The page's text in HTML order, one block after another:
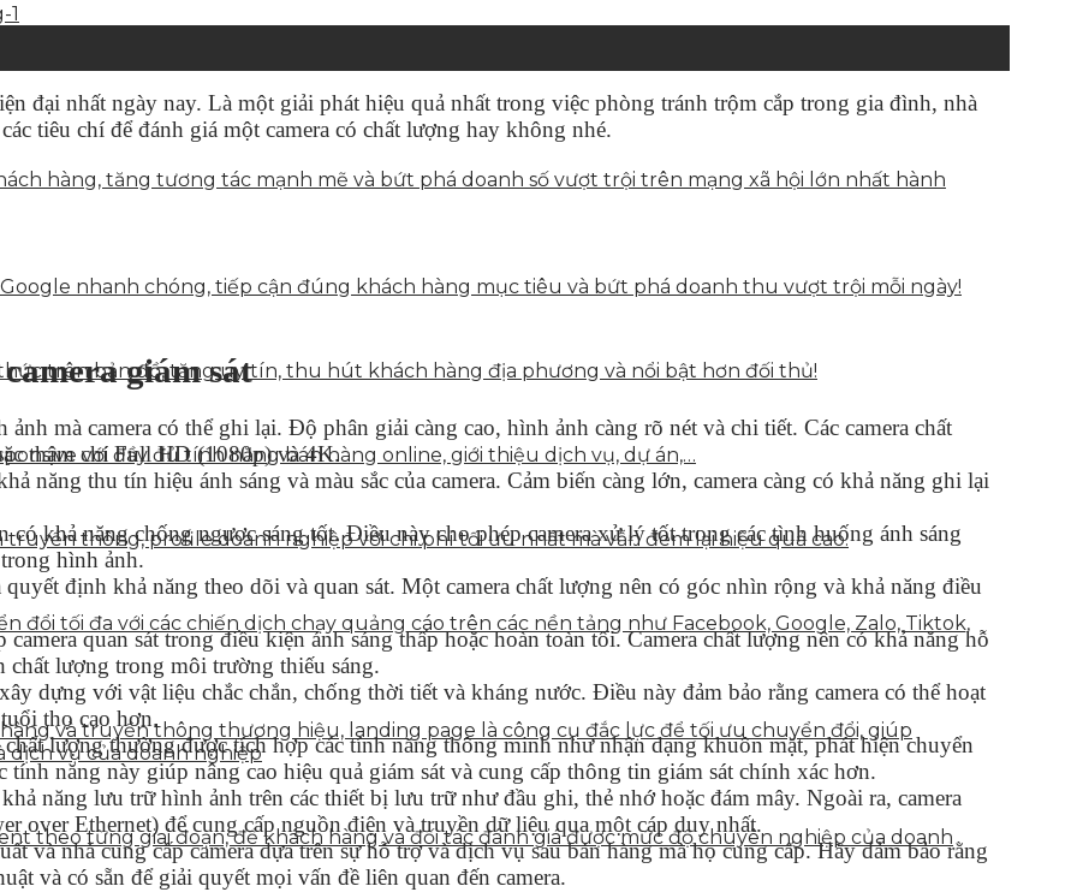
hàng, tăng tương tác mạnh mẽ và bứt phá doanh số vượt trội trên mạng xã hội lớn nhất hành
nhanh chóng, tiếp cận đúng khách hàng mục tiêu và bứt phá doanh thu vượt trội mỗi ngày!
trên bản đồ, tăng uy tín, thu hút khách hàng địa phương và nổi bật hơn đối thủ!
với đầy đủ tính năng bán hàng online, giới thiệu dịch vụ, dự án,…
thông, profile doanh nghiệp với chi phí tối ưu nhất mà vẫn đem lại hiệu quả cao.
đổi tối đa với các chiến dịch chạy quảng cáo trên các nền tảng như Facebook, Google, Zalo, Tiktok,
và truyền thông thương hiệu, landing page là công cụ đắc lực để tối ưu chuyển đổi, giúp
dịch vụ của doanh nghiệp
theo từng giai đoạn, để khách hàng và đối tác đánh giá được mức độ chuyên nghiệp của doanh
đại nhất ngày nay. Là một giải phát hiệu quả nhất trong việc phòng tránh trộm cắp trong gia đình, nhà
tiêu chí để đánh giá một camera có chất lượng hay không nhé.
giám sát
mà camera có thể ghi lại. Độ phân giải càng cao, hình ảnh càng rõ nét và chi tiết. Các camera chất
thậm chí Full HD (1080p) và 4K.
năng thu tín hiệu ánh sáng và màu sắc của camera. Cảm biến càng lớn, camera càng có khả năng ghi lại
có khả năng chống ngược sáng tốt. Điều này cho phép camera xử lý tốt trong các tình huống ánh sáng
hình ảnh.
định khả năng theo dõi và quan sát. Một camera chất lượng nên có góc nhìn rộng và khả năng điều
quan sát trong điều kiện ánh sáng thấp hoặc hoàn toàn tối. Camera chất lượng nên có khả năng hỗ
lượng trong môi trường thiếu sáng.
dựng với vật liệu chắc chắn, chống thời tiết và kháng nước. Điều này đảm bảo rằng camera có thể hoạt
thọ cao hơn.
lượng thường được tích hợp các tính năng thông minh như nhận dạng khuôn mặt, phát hiện chuyển
năng này giúp nâng cao hiệu quả giám sát và cung cấp thông tin giám sát chính xác hơn.
năng lưu trữ hình ảnh trên các thiết bị lưu trữ như đầu ghi, thẻ nhớ hoặc đám mây. Ngoài ra, camera
over Ethernet) để cung cấp nguồn điện và truyền dữ liệu qua một cáp duy nhất.
và nhà cung cấp camera dựa trên sự hỗ trợ và dịch vụ sau bán hàng mà họ cung cấp. Hãy đảm bảo rằng
và có sẵn để giải quyết mọi vấn đề liên quan đến camera.